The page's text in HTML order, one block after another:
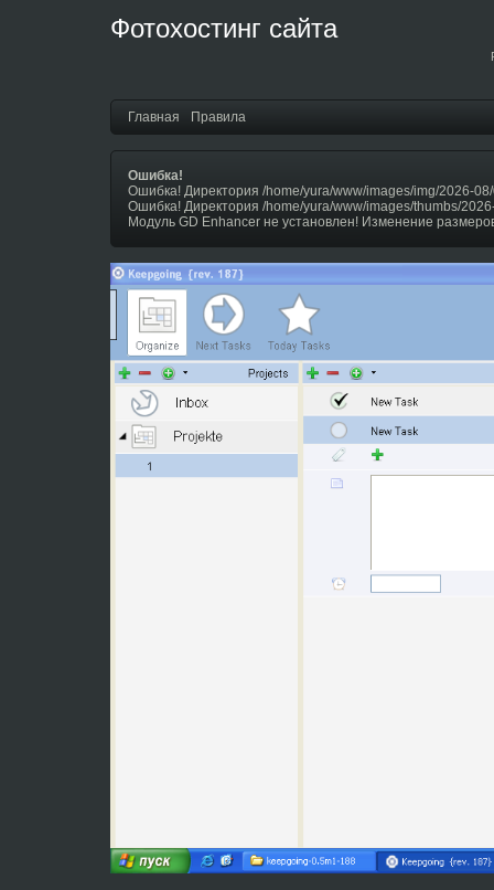
Фотохостинг сайта
Главная Правила
Ошибка!
Ошибка! Директория /home/yura/www/images/img/2026-
Ошибка! Директория /home/yura/www/images/thumbs/
Модуль GD Enhancer не установлен! Изменение